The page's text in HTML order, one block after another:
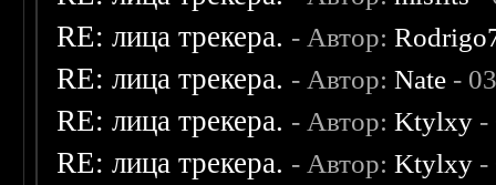
RE: лица трекера. - Автор:
RE: лица трекера. - Автор:Nate -
RE: лица трекера. - Автор:Ktylxy -
RE: лица трекера. - Автор:Ktylxy -